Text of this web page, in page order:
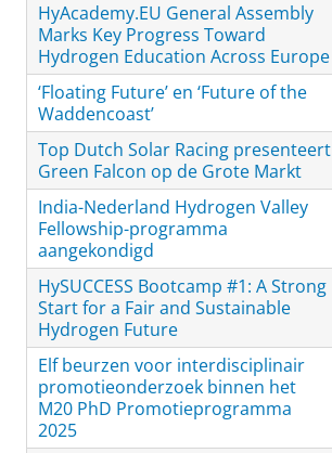
HyAcademy.EU General Assembly
Marks Key Progress Toward
Hydrogen Education Across Europe
‘Floating Future’ en ‘Future of the
Waddencoast’
Top Dutch Solar Racing presenteert
Green Falcon op de Grote Markt
India-Nederland Hydrogen Valley
Fellowship-programma
aangekondigd
HySUCCESS Bootcamp #1: A Strong
Start for a Fair and Sustainable
Hydrogen Future
Elf beurzen voor interdisciplinair
promotieonderzoek binnen het
M20 PhD Promotieprogramma
2025